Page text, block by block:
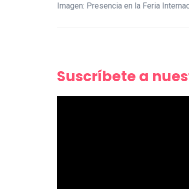
Imagen: Presencia en la Feria
Suscríbete a